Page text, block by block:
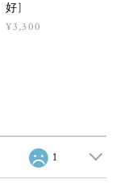
好]
¥3,300
1